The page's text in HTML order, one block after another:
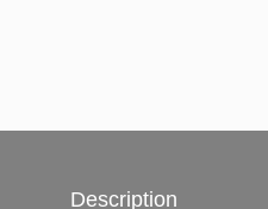
Description